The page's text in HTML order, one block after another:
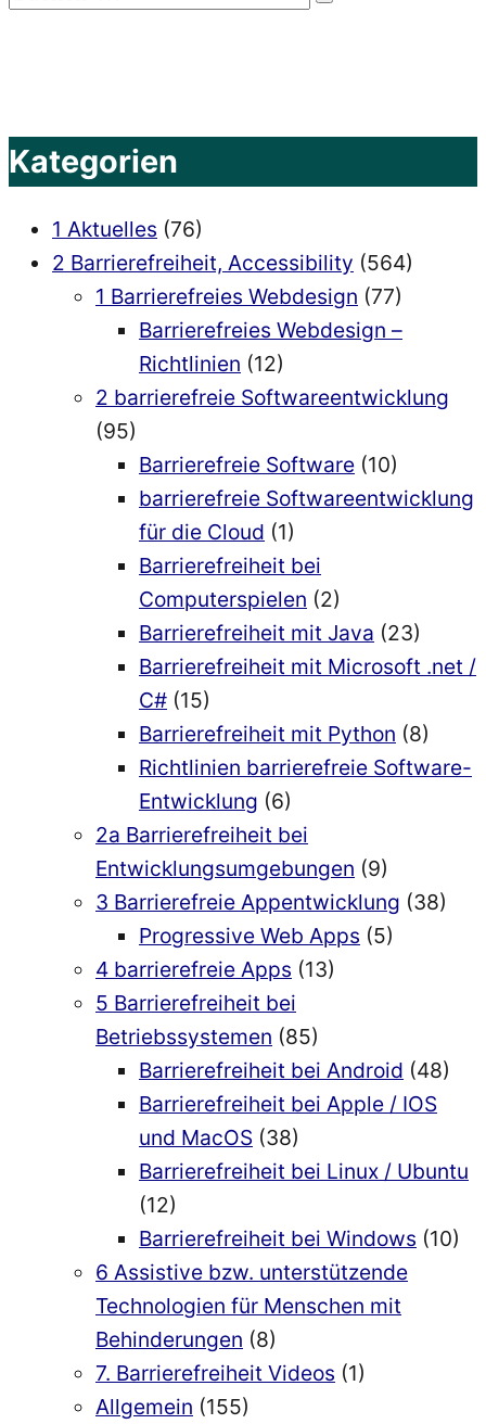
Kategorien
1 Aktuelles (76)
2 Barrierefreiheit, Accessibility (564)
1 Barrierefreies Webdesign (77)
Barrierefreies Webdesign –
Richtlinien (12)
2 barrierefreie Softwareentwicklung
(95)
Barrierefreie Software (10)
barrierefreie Softwareentwicklung
für die Cloud (1)
Barrierefreiheit bei
Computerspielen (2)
Barrierefreiheit mit Java (23)
Barrierefreiheit mit Microsoft .net /
C# (15)
Barrierefreiheit mit Python (8)
Richtlinien barrierefreie Software-
Entwicklung (6)
2a Barrierefreiheit bei
Entwicklungsumgebungen (9)
3 Barrierefreie Appentwicklung (38)
Progressive Web Apps (5)
4 barrierefreie Apps (13)
5 Barrierefreiheit bei
Betriebssystemen (85)
Barrierefreiheit bei Android (48)
Barrierefreiheit bei Apple / IOS
und MacOS (38)
Barrierefreiheit bei Linux / Ubuntu
(12)
Barrierefreiheit bei Windows (10)
6 Assistive bzw. unterstützende
Technologien für Menschen mit
Behinderungen (8)
7. Barrierefreiheit Videos (1)
Allgemein (155)